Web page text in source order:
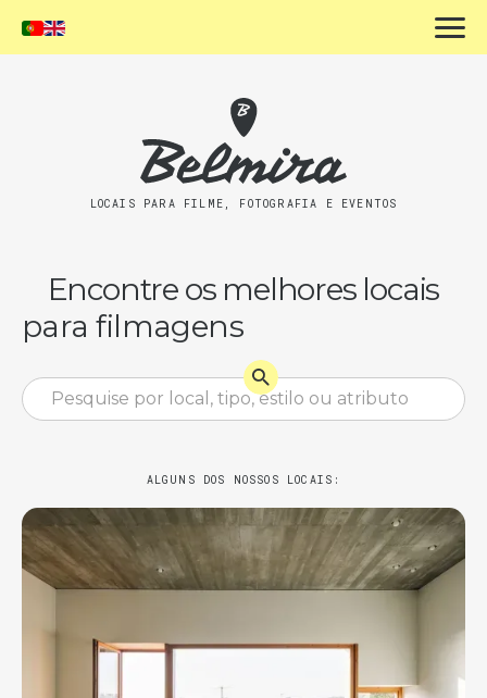
LOCAIS PARA FILME, FOTOGRAFIA E EVENTOS
Encontre os melhores locais
para filmagens
ALGUNS DOS NOSSOS LOCAIS: